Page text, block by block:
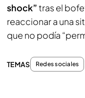
shock”tras el
reaccionar a una
que no podía
TEMAS Redes sociales